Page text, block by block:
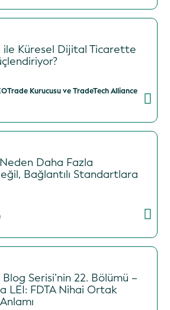
ile Küresel Dijital Ticarette
Kurucusu ve TradeTech Alliance
Daha Fazla
Bağlantılı Standartlara
Serisi’nin 22. Bölümü –
LEI: FDTA Nihai Ortak